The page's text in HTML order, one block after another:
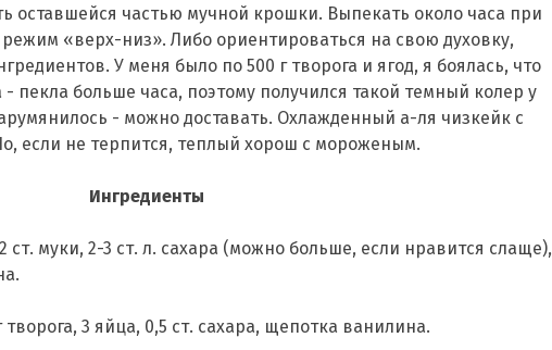
оставшейся частью мучной крошки. Выпекать около часа при
режим «верх-низ». Либо ориентироваться на свою духовку,
У меня было по 500 г творога и ягод, я боялась, что
пекла больше часа, поэтому получился такой темный колер у
- можно доставать. Охлажденный а-ля чизкейк с
если не терпится, теплый хорош с мороженым.
Ингредиенты
ст. муки, 2-3 ст. л. сахара (можно больше, если нравится слаще),
творога, 3 яйца, 0,5 ст. сахара, щепотка ванилина.